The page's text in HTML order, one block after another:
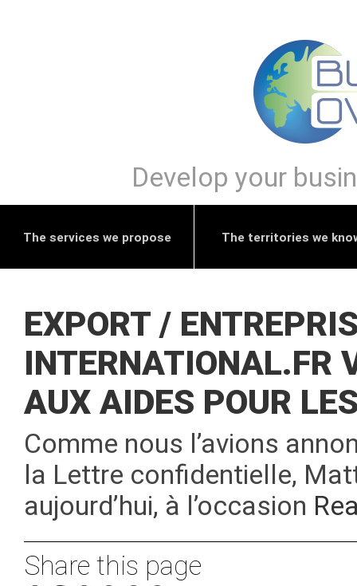
Develop your
The services we propose The territories we
EXPORT /
INTERNATIONAL.FR
AUX AIDES POUR
Comme nous l’avions
la Lettre confidentielle,
aujourd’hui, à l’occasion
Share this page